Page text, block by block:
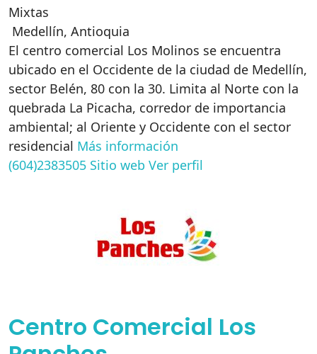
Mixtas
Medellín, Antioquia
El centro comercial Los Molinos se encuentra
ubicado en el Occidente de la ciudad de Medellín,
sector Belén, 80 con la 30. Limita al Norte con la
quebrada La Picacha, corredor de importancia
ambiental; al Oriente y Occidente con el sector
residencial Más información
(604)2383505 Sitio web Ver perfil
Centro Comercial Los